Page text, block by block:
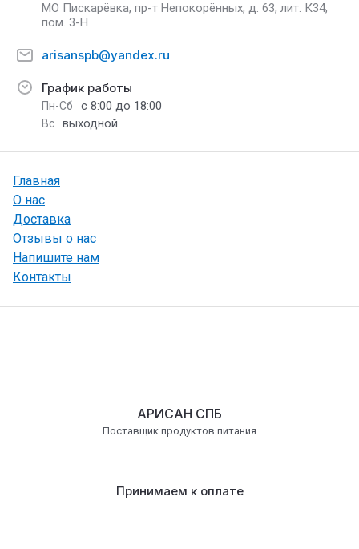
МО Пискарёвка, пр-т Непокорённых, д. 63, лит. К34,
пом. 3-Н
arisanspb@yandex.ru
График работы
Пн-Сб с 8:00 до 18:00
Вс выходной
Главная
О нас
Доставка
Отзывы о нас
Напишите нам
Контакты
АРИСАН СПБ
Поставщик продуктов питания
Принимаем к оплате